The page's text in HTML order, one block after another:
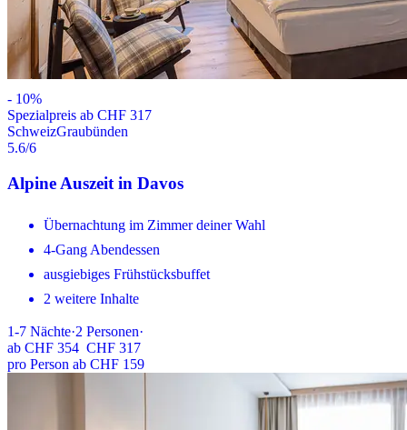
- 10%
Spezialpreis ab CHF 317
SchweizGraubünden
5.6/6
Alpine Auszeit in Davos
Übernachtung im Zimmer deiner Wahl
4-Gang Abendessen
ausgiebiges Frühstücksbuffet
2 weitere Inhalte
1-7 Nächte·2 Personen·
ab CHF 354 CHF 317
pro Person ab CHF 159